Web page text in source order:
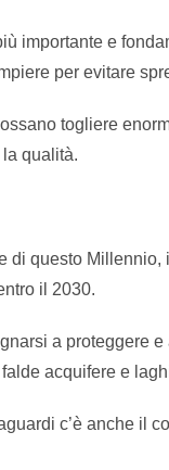
importante e
per evitare
togliere
qualità.
questo Millennio,
il 2030.
a proteggere
acquifere e
c’è anche il